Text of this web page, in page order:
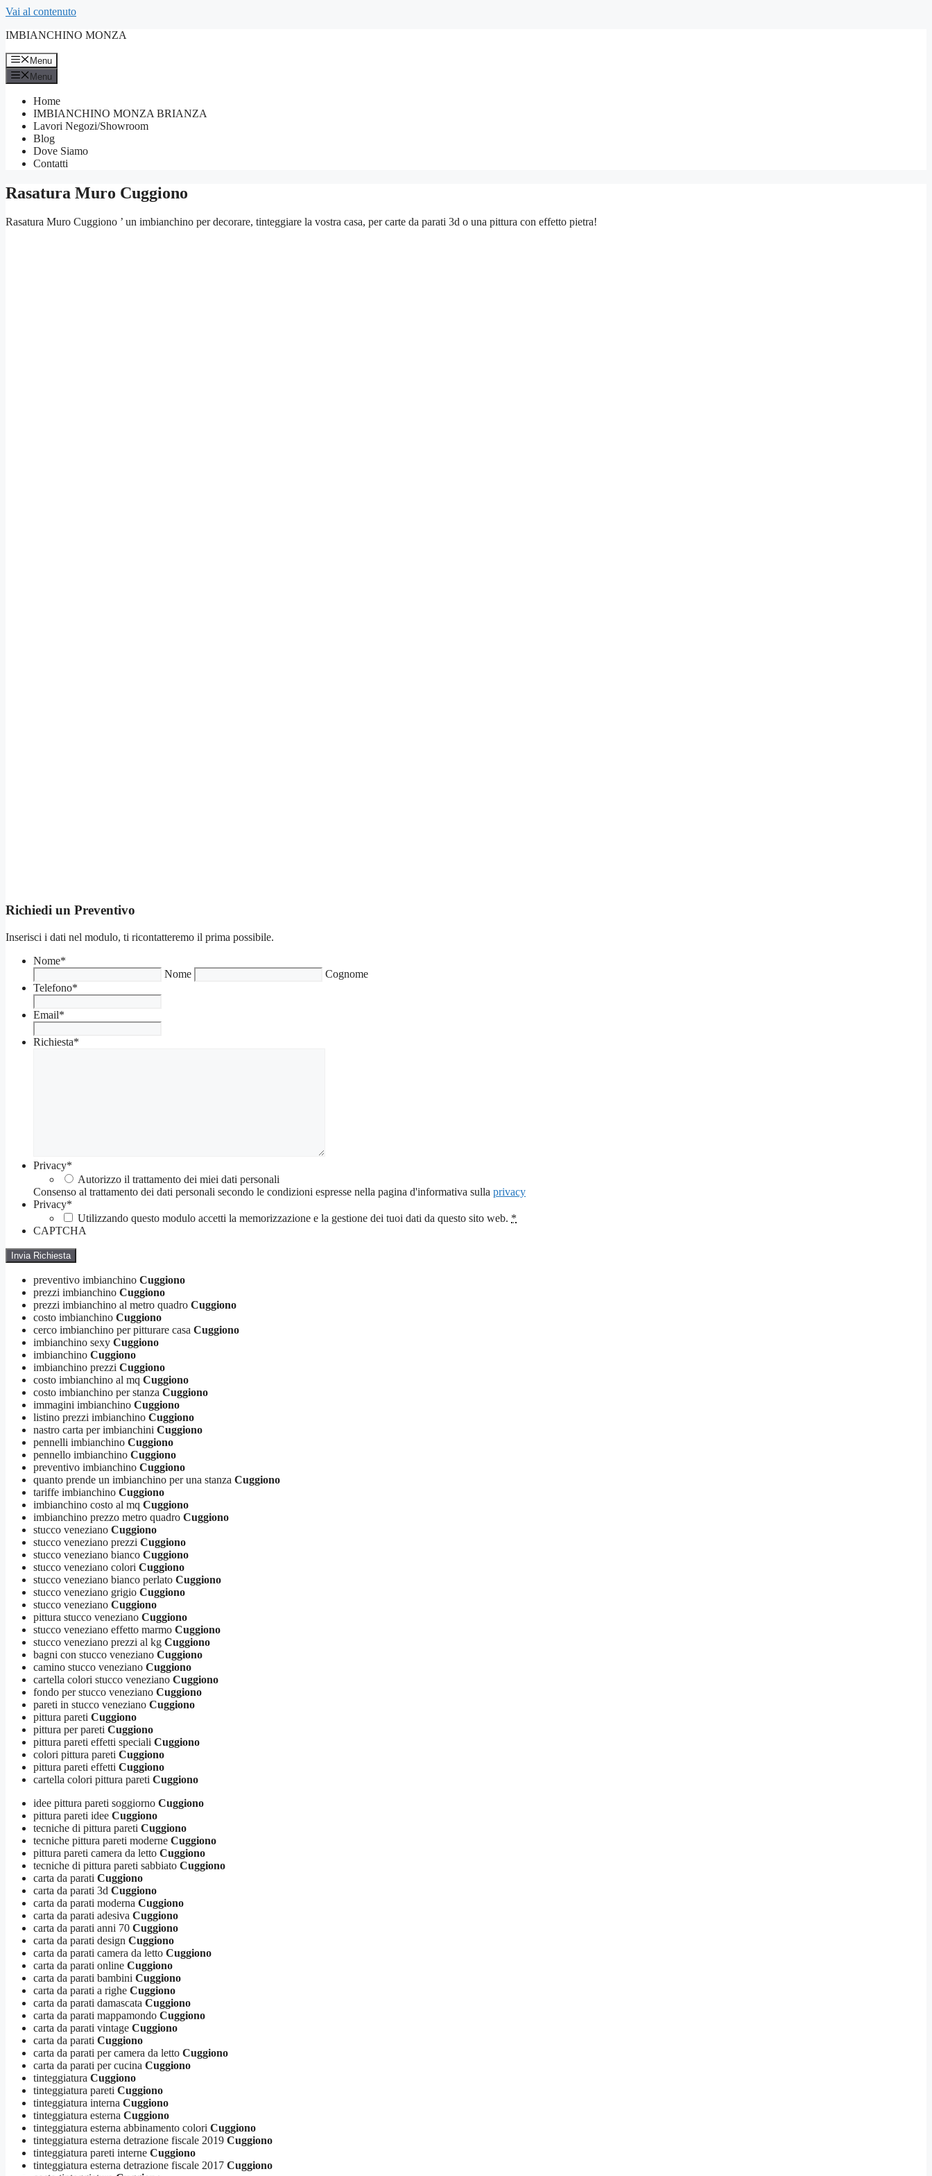
Vai al contenuto
IMBIANCHINO MONZA
Menu
Menu
Home
IMBIANCHINO MONZA BRIANZA
Lavori Negozi/Showroom
Blog
Dove Siamo
Contatti
Rasatura Muro Cuggiono
Rasatura Muro Cuggiono ’ un imbianchino per decorare, tinteggiare la vostra casa, per carte da parati 3d o una pittura con effetto pietra!
Richiedi un Preventivo
Inserisci i dati nel modulo, ti ricontatteremo il prima possibile.
Nome*
Nome
Cognome
Telefono*
Email*
Richiesta*
Privacy*
Autorizzo il trattamento dei miei dati personali
Consenso al trattamento dei dati personali secondo le condizioni espresse nella pagina d'informativa sulla privacy
Privacy*
Utilizzando questo modulo accetti la memorizzazione e la gestione dei tuoi dati da questo sito web. *
CAPTCHA
preventivo imbianchino Cuggiono
prezzi imbianchino Cuggiono
prezzi imbianchino al metro quadro Cuggiono
costo imbianchino Cuggiono
cerco imbianchino per pitturare casa Cuggiono
imbianchino sexy Cuggiono
imbianchino Cuggiono
imbianchino prezzi Cuggiono
costo imbianchino al mq Cuggiono
costo imbianchino per stanza Cuggiono
immagini imbianchino Cuggiono
listino prezzi imbianchino Cuggiono
nastro carta per imbianchini Cuggiono
pennelli imbianchino Cuggiono
pennello imbianchino Cuggiono
preventivo imbianchino Cuggiono
quanto prende un imbianchino per una stanza Cuggiono
tariffe imbianchino Cuggiono
imbianchino costo al mq Cuggiono
imbianchino prezzo metro quadro Cuggiono
stucco veneziano Cuggiono
stucco veneziano prezzi Cuggiono
stucco veneziano bianco Cuggiono
stucco veneziano colori Cuggiono
stucco veneziano bianco perlato Cuggiono
stucco veneziano grigio Cuggiono
stucco veneziano Cuggiono
pittura stucco veneziano Cuggiono
stucco veneziano effetto marmo Cuggiono
stucco veneziano prezzi al kg Cuggiono
bagni con stucco veneziano Cuggiono
camino stucco veneziano Cuggiono
cartella colori stucco veneziano Cuggiono
fondo per stucco veneziano Cuggiono
pareti in stucco veneziano Cuggiono
pittura pareti Cuggiono
pittura per pareti Cuggiono
pittura pareti effetti speciali Cuggiono
colori pittura pareti Cuggiono
pittura pareti effetti Cuggiono
cartella colori pittura pareti Cuggiono
idee pittura pareti soggiorno Cuggiono
pittura pareti idee Cuggiono
tecniche di pittura pareti Cuggiono
tecniche pittura pareti moderne Cuggiono
pittura pareti camera da letto Cuggiono
tecniche di pittura pareti sabbiato Cuggiono
carta da parati Cuggiono
carta da parati 3d Cuggiono
carta da parati moderna Cuggiono
carta da parati adesiva Cuggiono
carta da parati anni 70 Cuggiono
carta da parati design Cuggiono
carta da parati camera da letto Cuggiono
carta da parati online Cuggiono
carta da parati bambini Cuggiono
carta da parati a righe Cuggiono
carta da parati damascata Cuggiono
carta da parati mappamondo Cuggiono
carta da parati vintage Cuggiono
carta da parati Cuggiono
carta da parati per camera da letto Cuggiono
carta da parati per cucina Cuggiono
tinteggiatura Cuggiono
tinteggiatura pareti Cuggiono
tinteggiatura interna Cuggiono
tinteggiatura esterna Cuggiono
tinteggiatura esterna abbinamento colori Cuggiono
tinteggiatura esterna detrazione fiscale 2019 Cuggiono
tinteggiatura pareti interne Cuggiono
tinteggiatura esterna detrazione fiscale 2017 Cuggiono